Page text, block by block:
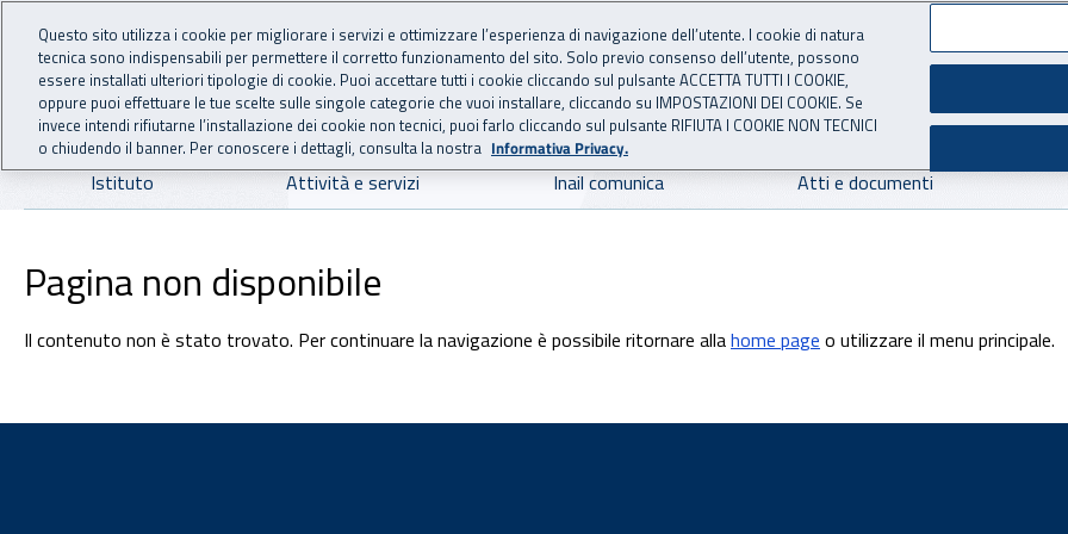
Vai al menu principale
Vai al contenuto principale
INAIL - Istituto Nazionale per l'Assicurazione
Navigazione principale
Istituto Attività e servizi Inail comunica Atti e documenti
Pagina non disponibile
Il contenuto non è stato trovato. Per continuare la navigazione è possibile ritornare allahome page o utilizzare il menu principale.
Questo sito utilizza i cookie per migliorare i servizi e ottimizzare l’esperienza di navigazione dell’utente. I cookie di natura
tecnica sono indispensabili per permettere il corretto funzionamento del sito. Solo previo consenso dell’utente, possono
essere installati ulteriori tipologie di cookie. Puoi accettare tutti i cookie cliccando sul pulsante ACCETTA TUTTI I COOKIE,
oppure puoi effettuare le tue scelte sulle singole categorie che vuoi installare, cliccando su IMPOSTAZIONI DEI COOKIE. Se
invece intendi rifiutarne l’installazione dei cookie non tecnici, puoi farlo cliccando sul pulsante RIFIUTA I COOKIE NON TECNICI
o chiudendo il banner. Per conoscere i dettagli, consulta la nostra Informativa Privacy.